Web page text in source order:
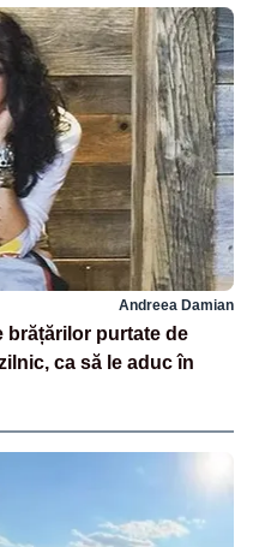
Andreea Damian
brățărilor purtate de
ca să le aduc în